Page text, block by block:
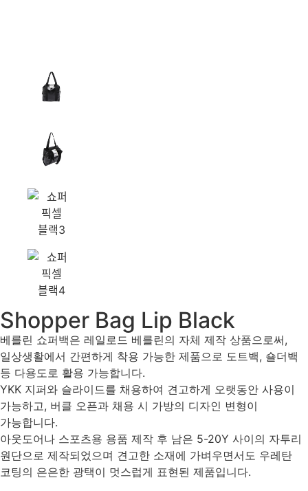
Shopper Bag Lip Black
베를린 쇼퍼백은 레일로드 베를린의 자체 제작 상품으로써,
일상생활에서 간편하게 착용 가능한 제품으로 도트백, 숄더백
등 다용도로 활용 가능합니다.
YKK 지퍼와 슬라이드를 채용하여 견고하게 오랫동안 사용이
가능하고, 버클 오픈과 채용 시 가방의 디자인 변형이
가능합니다.
아웃도어나 스포츠용 용품 제작 후 남은 5-20Y 사이의 자투리
원단으로 제작되었으며 견고한 소재에 가벼우면서도 우레탄
코팅의 은은한 광택이 멋스럽게 표현된 제품입니다.